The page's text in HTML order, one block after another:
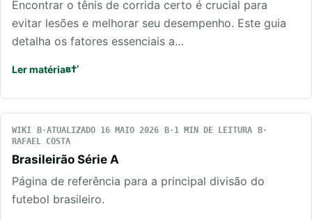
Encontrar o tênis de corrida certo é crucial para
evitar lesões e melhorar seu desempenho. Este guia
detalha os fatores essenciais a…
Ler matéria
WIKI ATUALIZADO 16 MAIO 2026
1 MIN DE LEITURA
RAFAEL COSTA
Brasileirão Série A
Página de referência para a principal divisão do
futebol brasileiro.